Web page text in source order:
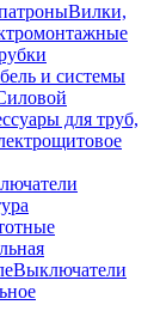
Вилки,
и системы
для труб,
Выключатели